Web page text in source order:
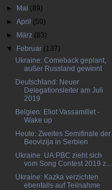
►
Mai (89)
►April (59)
►
März (83)
▼
Februar (137)
Ukraine: Comeback geplant,
außer Russland gewinnt
Deutschland: Neuer
Delegationsleiter am Juli
2019
Belgien: Eliot Vassamillet -
Wake up
Heute: Zweites Semifinale der
Beovizija in Serbien
Ukraine: UA:PBC zieht sich
vom Song Contest 2019 z...
Ukraine: Kazka verzichten
ebenfalls auf Teilnahme